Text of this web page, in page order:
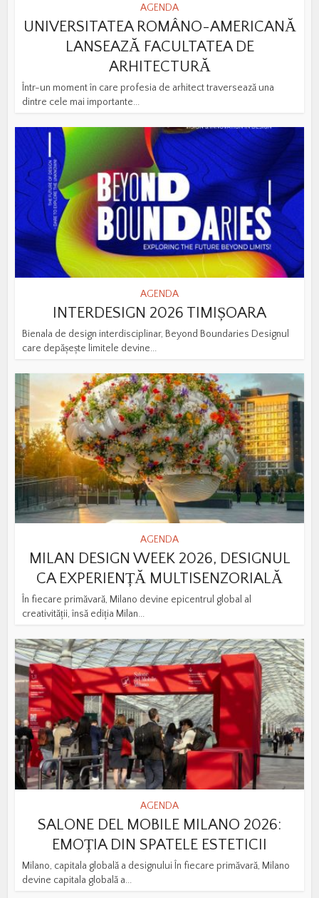
AGENDA
UNIVERSITATEA ROMÂNO-AMERICANĂ
LANSEAZĂ FACULTATEA DE
ARHITECTURĂ
Într-un moment în care profesia de arhitect traversează una
dintre cele mai importante...
AGENDA
INTERDESIGN 2026 TIMIȘOARA
Bienala de design interdisciplinar, Beyond Boundaries Designul
care depășește limitele devine...
AGENDA
MILAN DESIGN WEEK 2026, DESIGNUL
CA EXPERIENȚĂ MULTISENZORIALĂ
În fiecare primăvară, Milano devine epicentrul global al
creativității, însă ediția Milan...
AGENDA
SALONE DEL MOBILE MILANO 2026:
EMOȚIA DIN SPATELE ESTETICII
Milano, capitala globală a designului În fiecare primăvară, Milano
devine capitala globală a...